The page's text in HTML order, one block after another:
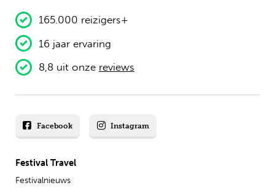
165.000 reizigers+
16 jaar ervaring
8,8 uit onze reviews
Festival Travel
Festivalnieuws
Facebook Instagram